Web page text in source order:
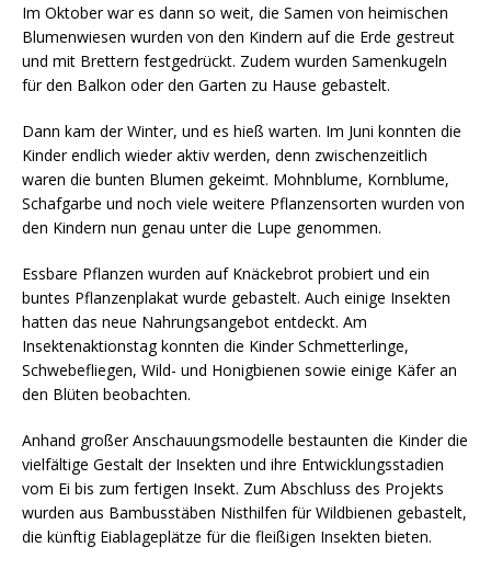
Im Oktober war es dann so weit, die Samen von heimischen
Blumenwiesen wurden von den Kindern auf die Erde gestreut
und mit Brettern festgedrückt. Zudem wurden Samenkugeln
für den Balkon oder den Garten zu Hause gebastelt.
Dann kam der Winter, und es hieß warten. Im Juni konnten die
Kinder endlich wieder aktiv werden, denn zwischenzeitlich
waren die bunten Blumen gekeimt. Mohnblume, Kornblume,
Schafgarbe und noch viele weitere Pflanzensorten wurden von
den Kindern nun genau unter die Lupe genommen.
Essbare Pflanzen wurden auf Knäckebrot probiert und ein
buntes Pflanzenplakat wurde gebastelt. Auch einige Insekten
hatten das neue Nahrungsangebot entdeckt. Am
Insektenaktionstag konnten die Kinder Schmetterlinge,
Schwebefliegen, Wild- und Honigbienen sowie einige Käfer an
den Blüten beobachten.
Anhand großer Anschauungsmodelle bestaunten die Kinder die
vielfältige Gestalt der Insekten und ihre Entwicklungsstadien
vom Ei bis zum fertigen Insekt. Zum Abschluss des Projekts
wurden aus Bambusstäben Nisthilfen für Wildbienen gebastelt,
die künftig Eiablageplätze für die fleißigen Insekten bieten.